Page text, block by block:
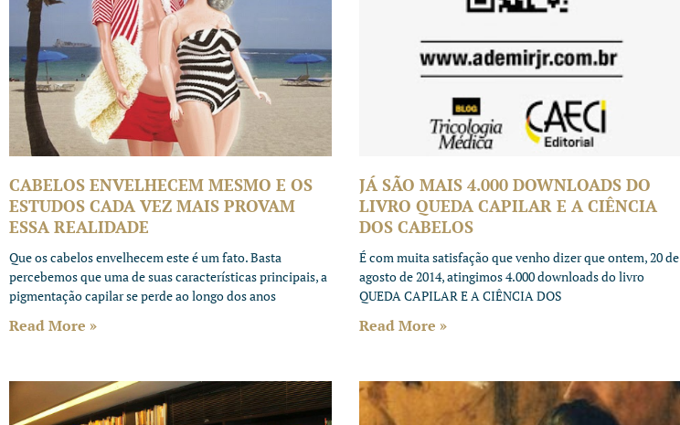
CABELOS ENVELHECEM MESMO E OS
ESTUDOS CADA VEZ MAIS PROVAM
ESSA REALIDADE
Que os cabelos envelhecem este é um fato. Basta
percebemos que uma de suas características principais, a
pigmentação capilar se perde ao longo dos anos
Read More »
JÁ SÃO MAIS 4.000 DOWNLOADS DO
LIVRO QUEDA CAPILAR E A CIÊNCIA
DOS CABELOS
É com muita satisfação que venho dizer que ontem, 20 de
agosto de 2014, atingimos 4.000 downloads do livro
QUEDA CAPILAR E A CIÊNCIA DOS
Read More »